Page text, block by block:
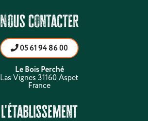
Nous contacter
05 61 94 86 00
Le Bois Perché
Las Vignes 31160 Aspet
France
L'établissement